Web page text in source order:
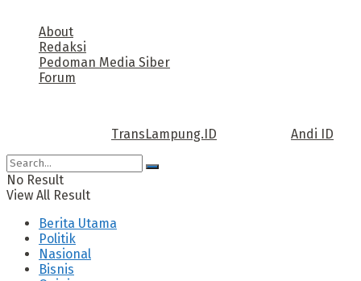
About
Redaksi
Pedoman Media Siber
Forum
TransLampung.ID Andi ID
No Result
View All Result
Berita Utama
Politik
Nasional
Bisnis